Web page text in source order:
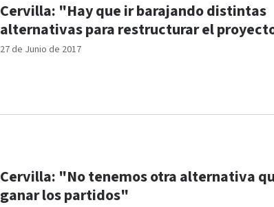
27 de Junio de 2017
Cervilla: "Hay que ir barajando distintas
alternativas para restructurar el
Cervilla: "No tenemos otra alternativa
ganar los partidos"